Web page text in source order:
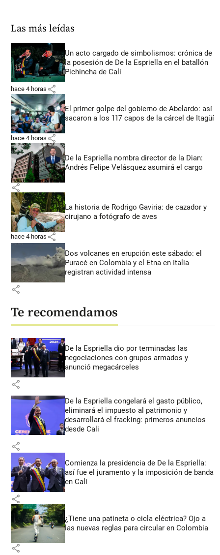
Las más leídas
Un acto cargado de simbolismos: crónica de
la posesión de De la Espriella en el batallón
Pichincha de Cali
hace 4 horas share
El primer golpe del gobierno de Abelardo: así
sacaron a los 117 capos de la cárcel de Itagüí
hace 4 horas share
De la Espriella nombra director de la Dian:
Andrés Felipe Velásquez asumirá el cargo
share
La historia de Rodrigo Gaviria: de cazador y
cirujano a fotógrafo de aves
hace 4 horas share
Dos volcanes en erupción este sábado: el
Puracé en Colombia y el Etna en Italia
registran actividad intensa
share
Te recomendamos
De la Espriella dio por terminadas las
negociaciones con grupos armados y
anunció megacárceles
share
De la Espriella congelará el gasto público,
eliminará el impuesto al patrimonio y
desarrollará el fracking: primeros anuncios
desde Cali
share
Comienza la presidencia de De la Espriella:
así fue el juramento y la imposición de banda
en Cali
share
¿Tiene una patineta o cicla eléctrica? Ojo a
las nuevas reglas para circular en Colombia
share